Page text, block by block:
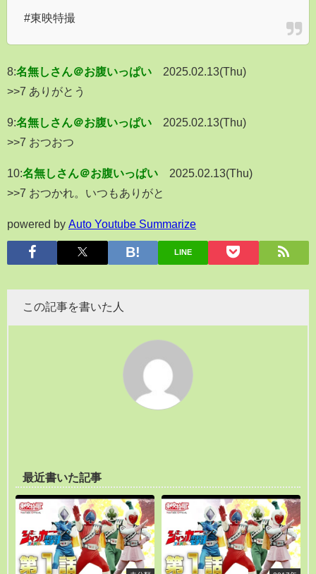
#東映特撮
8:名無しさん＠お腹いっぱい
2025.02.13(Thu)
>>7 ありがとう
9:名無しさん＠お腹いっぱい
2025.02.13(Thu)
>>7 おつおつ
10:名無しさん＠お腹いっぱい
2025.02.13(Thu)
>>7 おつかれ。いつもありがと
powered by Auto Youtube Summarize
LINE
この記事を書いた人
最近書いた記事